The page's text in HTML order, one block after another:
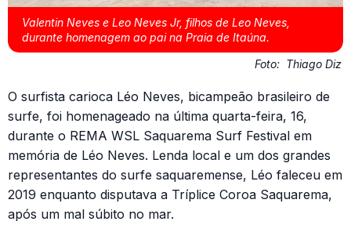
Valentin Neves e Leo Neves Jr, filhos de Leo Neves,
durante homenagem ao pai na Praia de Itaúna.
Foto: Thiago Diz
O surfista carioca Léo Neves, bicampeão brasileiro de
surfe, foi homenageado na última quarta-feira, 16,
durante o REMA WSL Saquarema Surf Festival em
memória de Léo Neves. Lenda local e um dos grandes
representantes do surfe saquaremense, Léo faleceu em
2019 enquanto disputava a Tríplice Coroa Saquarema,
após um mal súbito no mar.